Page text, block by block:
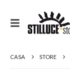
CASA STORE